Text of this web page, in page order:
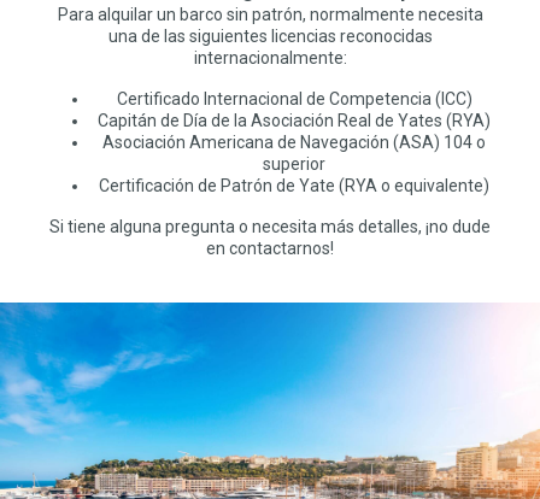
Para alquilar un barco sin patrón, normalmente necesita
una de las siguientes licencias reconocidas
internacionalmente:
Certificado Internacional de Competencia (ICC)
Capitán de Día de la Asociación Real de Yates (RYA)
Asociación Americana de Navegación (ASA) 104 o
superior
Certificación de Patrón de Yate (RYA o equivalente)
Si tiene alguna pregunta o necesita más detalles, ¡no dude
en contactarnos!